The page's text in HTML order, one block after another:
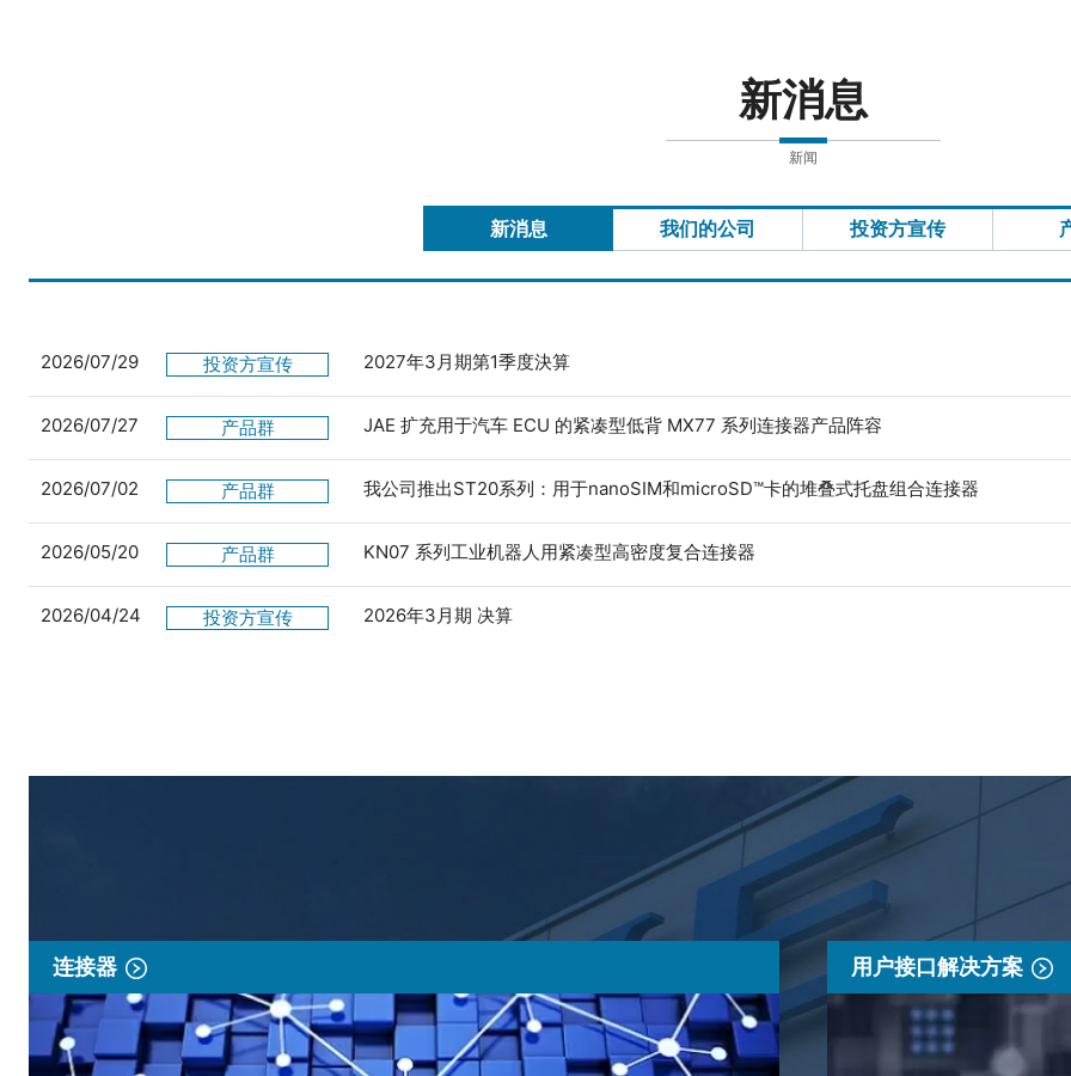
新消息
新闻
新消息 我们的公司 投资方宣传
2026/07/29 投资方宣传 2027年3月期第1季度決算
2026/07/27 产品群 JAE 扩充用于汽车 ECU 的紧凑型低背 MX77 系列连接器产品阵容
2026/07/02 产品群 我公司推出ST20系列：用于nanoSIM和microSD™卡的堆叠式托盘组合连接器
2026/05/20 产品群 KN07 系列工业机器人用紧凑型高密度复合连接器
2026/04/24 投资方宣传 2026年3月期 决算
连接器 用户接口解决方案